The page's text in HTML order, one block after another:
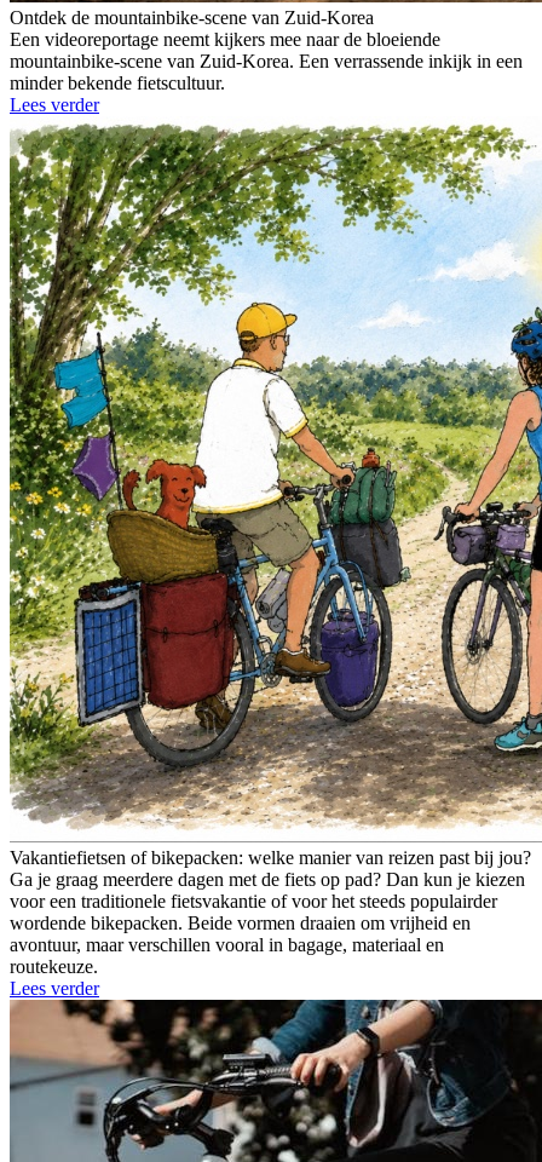
Ontdek de mountainbike-scene van Zuid-Korea
Een videoreportage neemt kijkers mee naar de bloeiende
mountainbike-scene van Zuid-Korea. Een verrassende inkijk in een
minder bekende fietscultuur.
Lees verder
Vakantiefietsen of bikepacken: welke manier van reizen past bij jou?
Ga je graag meerdere dagen met de fiets op pad? Dan kun je kiezen
voor een traditionele fietsvakantie of voor het steeds populairder
wordende bikepacken. Beide vormen draaien om vrijheid en
avontuur, maar verschillen vooral in bagage, materiaal en
routekeuze.
Lees verder